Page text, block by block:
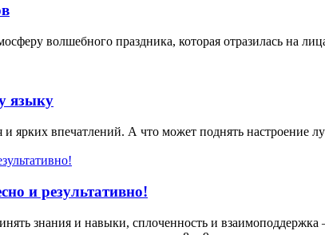
волшебного праздника, которая отразилась на
языку
и ярких впечатлений. А что может поднять настроение
и результативно!
знания и навыки, сплоченность и